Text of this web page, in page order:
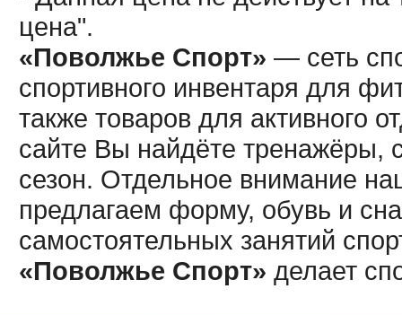
цена".
«Поволжье Спорт» — сеть
спортивного инвентаря для
также товаров для активного
сайте Вы найдёте тренажёры,
сезон. Отдельное внимание
предлагаем форму, обувь и
самостоятельных занятий
«Поволжье Спорт» делает